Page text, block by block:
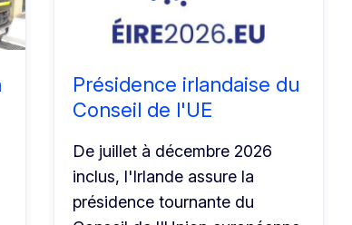
Présidence irlandaise du
Conseil de l'UE
De juillet à décembre 2026
inclus, l'Irlande assure la
présidence tournante du